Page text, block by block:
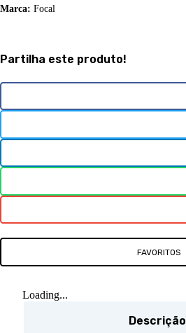
Marca: Focal
Partilha este produto!
FAVORITOS
Loading...
Descrição